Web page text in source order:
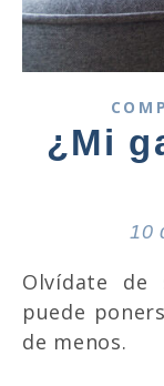
¿Mi
10
Olvídate de su fama de arisco: tu gato
puede
de menos.